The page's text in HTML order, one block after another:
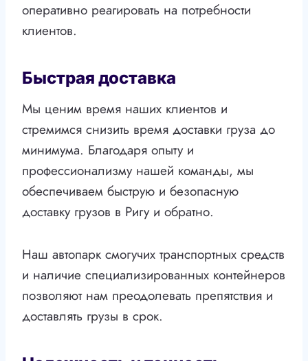
оперативно реагировать на потребности
клиентов.
Быстрая доставка
Мы ценим время наших клиентов и
стремимся снизить время доставки груза до
минимума. Благодаря опыту и
профессионализму нашей команды, мы
обеспечиваем быструю и безопасную
доставку грузов в Ригу и обратно.
Наш автопарк смогучих транспортных средств
и наличие специализированных контейнеров
позволяют нам преодолевать препятствия и
доставлять грузы в срок.